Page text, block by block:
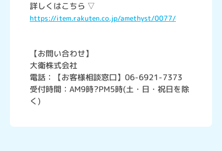
詳しくはこちら ▽
https://item.rakuten.co.jp/amethyst/0077/
【お問い合わせ】
大衛株式会社
電話：【お客様相談窓口】06-6921-7373
受付時間：AM9時?PM5時(土・日・祝日を除
く)